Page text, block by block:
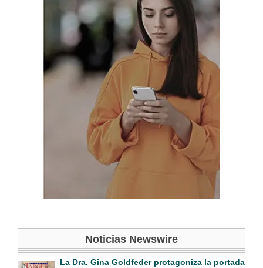
Noticias Newswire
La Dra. Gina Goldfeder protagoniza la portada